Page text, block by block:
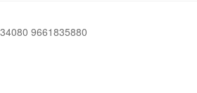
9661835880